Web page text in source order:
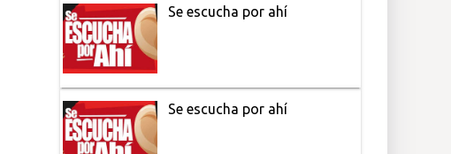
Se escucha por ahí
Se escucha por ahí